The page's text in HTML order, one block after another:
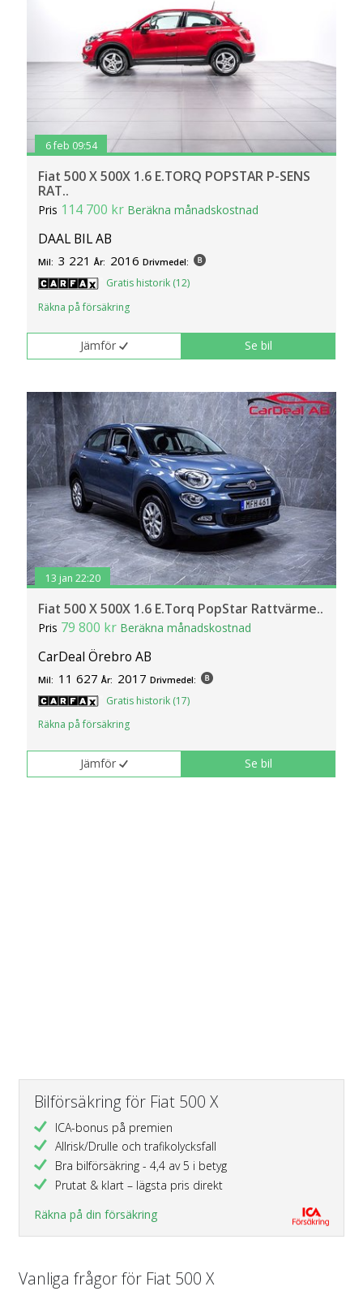
6 feb 09:54
Fiat 500 X 500X 1.6 E.TORQ POPSTAR P-SENS
RAT..
Pris 114 700 kr Beräkna månadskostnad
DAAL BIL AB
Mil: 3 221 År: 2016 Drivmedel:
Gratis historik (12)
Räkna på försäkring
Jämför Se bil
13 jan 22:20
Fiat 500 X 500X 1.6 E.Torq PopStar Rattvärme..
Pris 79 800 kr Beräkna månadskostnad
CarDeal Örebro AB
Mil: 11 627 År: 2017 Drivmedel:
Gratis historik (17)
Räkna på försäkring
Jämför Se bil
Bilförsäkring för Fiat 500 X
ICA-bonus på premien
Allrisk/Drulle och trafikolycksfall
Bra bilförsäkring - 4,4 av 5 i betyg
Prutat & klart – lägsta pris direkt
Räkna på din försäkring
Vanliga frågor för Fiat 500 X